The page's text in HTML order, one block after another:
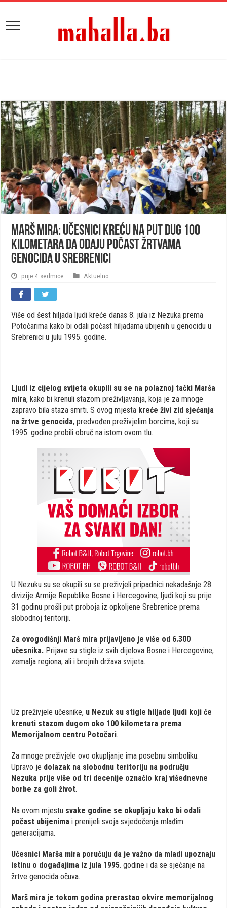
Marš mira: Učesnici kreću na put dug 100
kilometara da odaju počast žrtvama
genocida u Srebrenici
prije 4 sedmice Aktuelno
Više od šest hiljada ljudi kreće danas 8. jula iz Nezuka prema
Potočarima kako bi odali počast hiljadama ubijenih u genocidu u
Srebrenici u julu 1995. godine.
Ljudi iz cijelog svijeta okupili su se na polaznoj tački Marša
mira, kako bi krenuli stazom preživljavanja, koja je za mnoge
zapravo bila staza smrti. S ovog mjesta kreće živi zid sjećanja
na žrtve genocida, predvođen preživjelim borcima, koji su
1995. godine probili obruč na istom ovom tlu.
U Nezuku su se okupili su se preživjeli pripadnici nekadašnje 28.
divizije Armije Republike Bosne i Hercegovine, ljudi koji su prije
31 godinu prošli put proboja iz opkoljene Srebrenice prema
slobodnoj teritoriji.
Za ovogodišnji Marš mira prijavljeno je više od 6.300
učesnika. Prijave su stigle iz svih dijelova Bosne i Hercegovine,
zemalja regiona, ali i brojnih država svijeta.
Uz preživjele učesnike, u Nezuk su stigle hiljade ljudi koji će
krenuti stazom dugom oko 100 kilometara prema
Memorijalnom centru Potočari.
Za mnoge preživjele ovo okupljanje ima posebnu simboliku.
Upravo je dolazak na slobodnu teritoriju na području
Nezuka prije više od tri decenije označio kraj višednevne
borbe za goli život.
Na ovom mjestu svake godine se okupljaju kako bi odali
počast ubijenima i prenijeli svoja svjedočenja mlađim
generacijama.
Učesnici Marša mira poručuju da je važno da mladi upoznaju
istinu o događajima iz jula 1995. godine i da se sjećanje na
žrtve genocida očuva.
Marš mira je tokom godina prerastao okvire memorijalnog